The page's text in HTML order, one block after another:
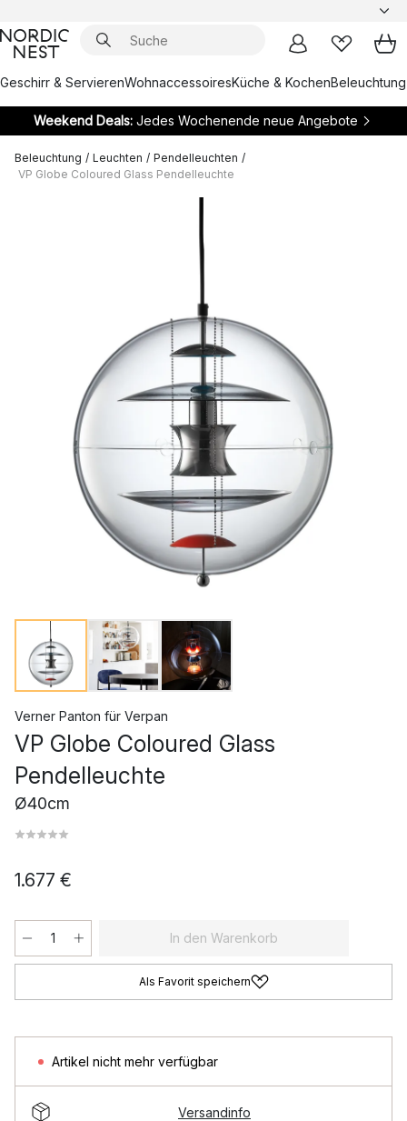
Geschirr & ServierenWohnaccessoiresKüche & KochenBeleuchtung
Weekend Deals:Jedes Wochenende neue Angebote
Beleuchtung / Leuchten / Pendelleuchten /
VP Globe Coloured Glass Pendelleuchte
Verner Panton für Verpan
VP Globe Coloured Glass
Pendelleuchte
Ø40cm
1.677 €
In den Warenkorb
Als Favorit speichern
Artikel nicht mehr verfügbar
Versandinfo